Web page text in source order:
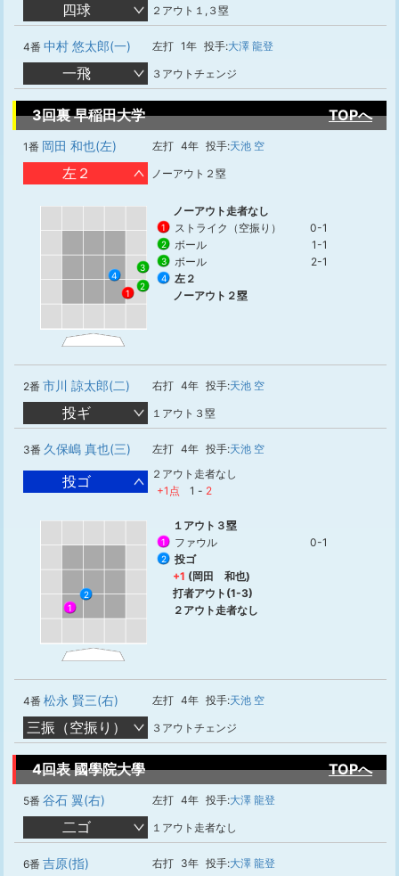
四球 ２アウト１,３塁
4番 中村 悠太郎(一) 左打 1年 投手:大澤 龍登
一飛 ３アウトチェンジ
3回裏 早稲田大学 TOPへ
1番 岡田 和也(左) 左打 4年 投手:天池 空
左２ ノーアウト２塁
1
2
3
4
ノーアウト走者なし
1 ストライク（空振り） 0-1
2 ボール 1-1
3 ボール 2-1
4
左２
ノーアウト２塁
2番 市川 諒太郎(二) 右打 4年 投手:天池 空
投ギ １アウト３塁
3番 久保嶋 真也(三) 左打 4年 投手:天池 空
投ゴ
２アウト走者なし
+1点
1 - 2
1
2
１アウト３塁
1 ファウル 0-1
2
投ゴ
+1 (岡田 和也)
打者アウト(1-3)
２アウト走者なし
4番 松永 賢三(右) 左打 4年 投手:天池 空
三振（空振り） ３アウトチェンジ
4回表 國學院大學 TOPへ
5番 谷石 翼(右) 左打 4年 投手:大澤 龍登
二ゴ １アウト走者なし
6番 吉原(指) 右打 3年 投手:大澤 龍登